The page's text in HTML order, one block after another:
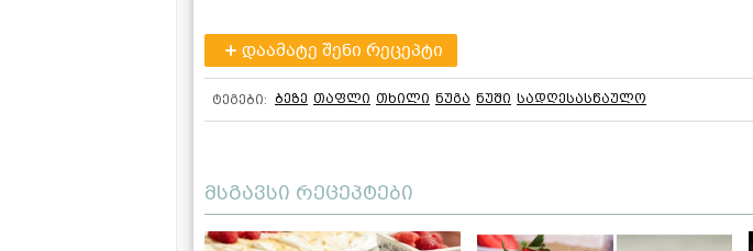
დაამატე შენი რეცეპტი
ტეგები: ბეზე თაფლი თხილი ნუგა ნუში სადღესასწაულო
მსგავსი რეცეპტები